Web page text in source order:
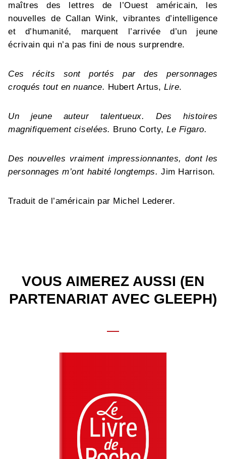
maîtres des lettres de l’Ouest américain, les
nouvelles de Callan Wink, vibrantes d’intelligence
et d’humanité, marquent l’arrivée d’un jeune
écrivain qui n’a pas fini de nous surprendre.
Ces récits sont portés par des personnages
croqués tout en nuance. Hubert Artus,Lire.
Un jeune auteur talentueux. Des histoires
magnifiquement ciselées. Bruno Corty,Le Figaro.
Des nouvelles vraiment impressionnantes, dont les
personnages m’ont habité longtemps.Jim Harrison.
Traduit de l’américain par Michel Lederer.
VOUS AIMEREZ AUSSI (EN
PARTENARIAT AVEC GLEEPH)